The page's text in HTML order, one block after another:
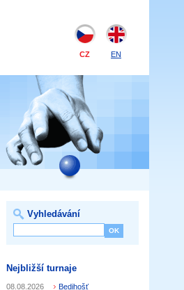
CZ EN
Vyhledávání
Nejbližší turnaje
08.08.2026
Bedihošť